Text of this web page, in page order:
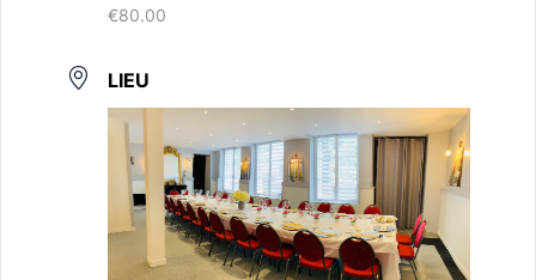
€80.00
LIEU